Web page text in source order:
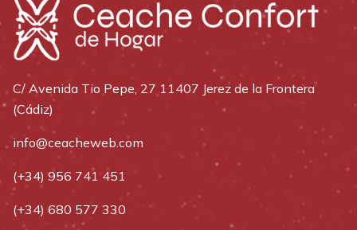
C/ Avenida Tio Pepe, 27 11407 Jerez de la Frontera
(Cádiz)
info@ceacheweb.com
(+34) 956 741 451
(+34) 680 577 330